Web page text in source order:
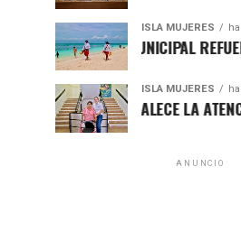
ISLA MUJERES
GOBIERNO MUNICIPAL REFUERZA
ISLA MUJERES
ATENEA FORTALECE LA
ANUNCIO